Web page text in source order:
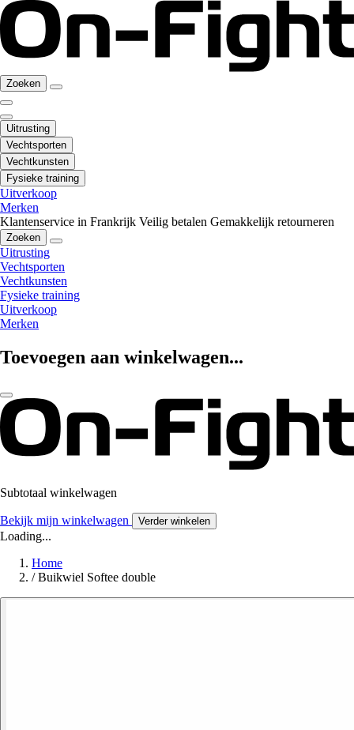
Zoeken
Uitrusting
Vechtsporten
Vechtkunsten
Fysieke training
Uitverkoop
Merken
Klantenservice in Frankrijk Veilig betalen Gemakkelijk retourneren
Zoeken
Uitrusting
Vechtsporten
Vechtkunsten
Fysieke training
Uitverkoop
Merken
Toevoegen aan winkelwagen...
Subtotaal winkelwagen
Bekijk mijn winkelwagen Verder winkelen
Loading...
Home
/ Buikwiel Softee double